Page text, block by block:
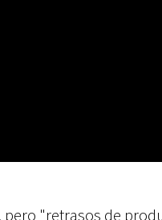
pero "retrasos de